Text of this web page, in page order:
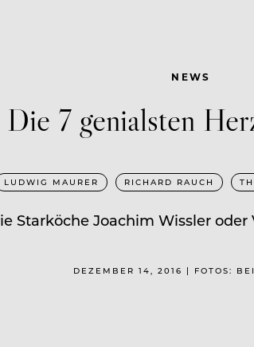
NEWS
Die 7 genialsten
LUDWIG MAURER RICHARD RAUCH
Starköche Joachim Wissler
DEZEMBER 14, 2016 | FOTOS: